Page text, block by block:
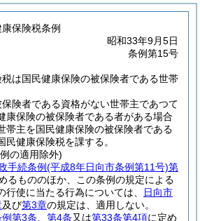
保険税条例
昭和33年9月5日
条例第15号
は国民健康保険の被保険者である世帯
険者である資格がない世帯主であつて
康保険の被保険者である者がある場合
帯主を国民健康保険の被保険者である
民健康保険税を課する。
の適用除外)
手続条例(平成8年日向市条例第11号)第
るもののほか、この条例の規定による
行使に当たる行為については、
日向市
及び第3章の規定は、適用しない。
第3条 第4条又は第33条第4項に定め